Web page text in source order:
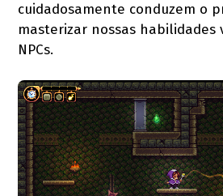
cuidadosamente conduzem o
masterizar nossas habilidades
NPCs.